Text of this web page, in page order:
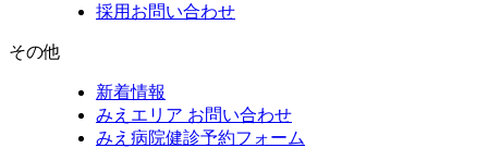
採用お問い合わせ
その他
新着情報
みえエリア お問い合わせ
みえ病院健診予約フォーム